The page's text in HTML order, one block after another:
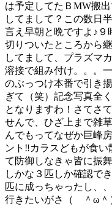
は予定してたＢMW搬
してまして？この数日
言え早朝と晩ですよ♪９
切りついたところから
してまして、プラズマ
溶接で組み付け。。。
のぶっつけ本番で引き
ぎて（笑）記念写真全
となりますわ！さてさ
せんで、ひざ上まで雑
んでもってなぜか巨峰
ント‼カラスどもが食
て防御しなきゃ皆に振
しかな３匹しか確認で
匹に成っちゃったし、
行きたいがさ（ ＾ω＾